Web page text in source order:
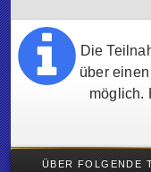
Die
über
möglich.
ÜBER FOLGENDE